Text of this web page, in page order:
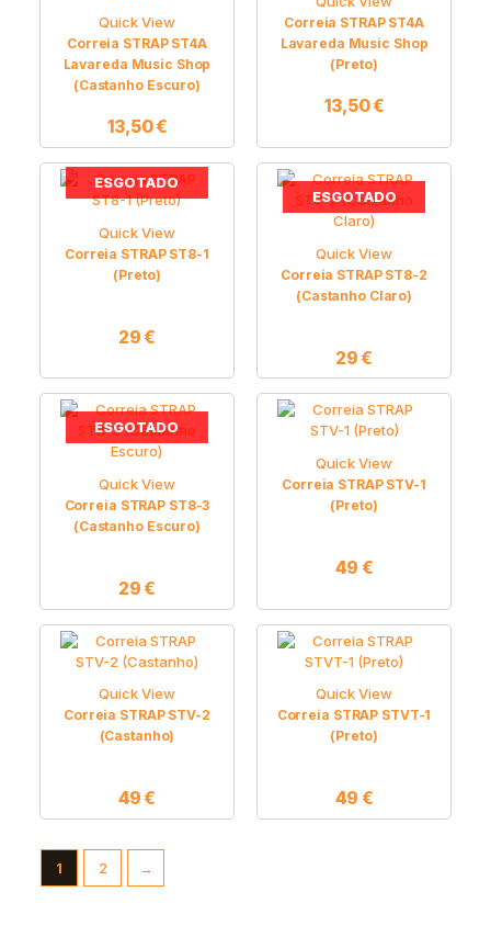
Quick View
Correia STRAP ST4A
Lavareda Music Shop
(Castanho Escuro)
13,50€
Correia STRAP ST4A
Lavareda Music Shop
(Preto)
13,50€
ESGOTADO
Quick View
Correia STRAP ST8-1
(Preto)
29€
ESGOTADO
Quick View
Correia STRAP ST8-2
(Castanho Claro)
29€
ESGOTADO
Quick View
Correia STRAP ST8-3
(Castanho Escuro)
29€
Quick View
Correia STRAP STV-1
(Preto)
49 €
Quick View
Correia STRAP STV-2
(Castanho)
49€
Quick View
Correia STRAP STVT-1
(Preto)
49 €
1 2 →